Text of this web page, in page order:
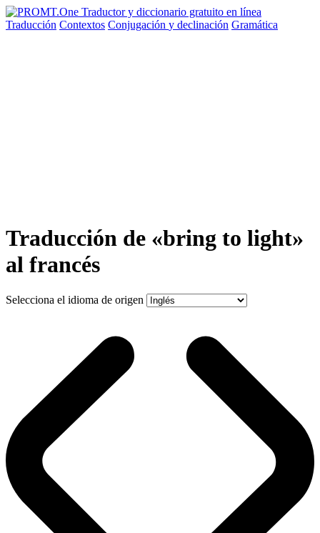
Traducción Contextos Conjugación y declinación Gramática
Traducción de «bring to light»
al francés
Selecciona el idioma de origen